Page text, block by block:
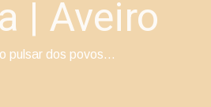
| Aveiro
pulsar dos povos…